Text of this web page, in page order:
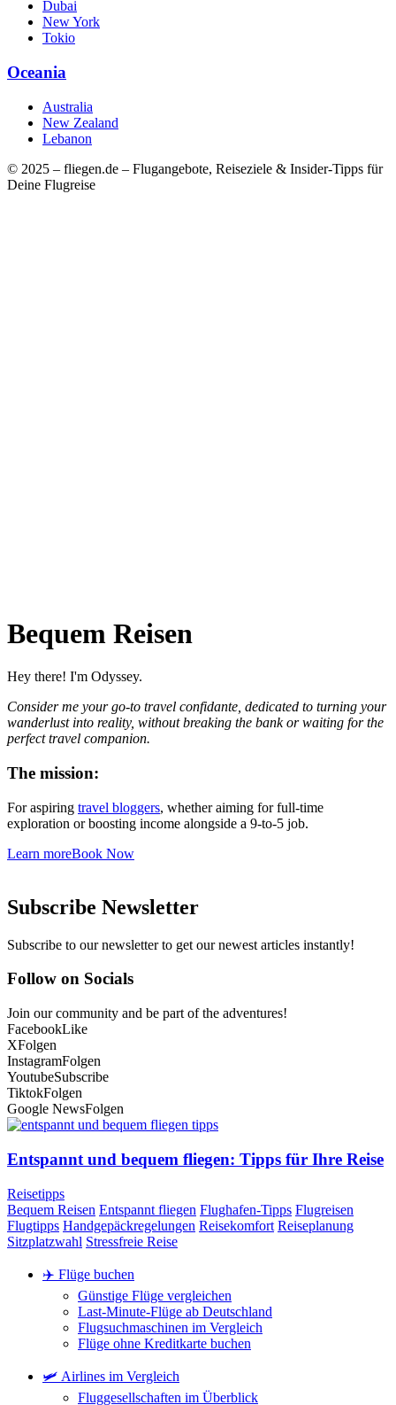
Dubai
New York
Tokio
Oceania
Australia
New Zealand
Lebanon
© 2025 – fliegen.de – Flugangebote, Reiseziele & Insider-Tipps für
Deine Flugreise
Bequem Reisen
Hey there! I'm Odyssey.
Consider me your go-to travel confidante, dedicated to turning your
wanderlust into reality, without breaking the bank or waiting for the
perfect travel companion.
The mission:
For aspiring travel bloggers, whether aiming for full-time
exploration or boosting income alongside a 9-to-5 job.
Learn moreBook Now
Subscribe Newsletter
Subscribe to our newsletter to get our newest articles instantly!
Follow on Socials
Join our community and be part of the adventures!
FacebookLike
XFolgen
InstagramFolgen
YoutubeSubscribe
TiktokFolgen
Google NewsFolgen
Entspannt und bequem fliegen: Tipps für Ihre Reise
Reisetipps
Bequem Reisen Entspannt fliegen Flughafen-Tipps Flugreisen
Flugtipps Handgepäckregelungen Reisekomfort Reiseplanung
Sitzplatzwahl Stressfreie Reise
✈️ Flüge buchen
Günstige Flüge vergleichen
Last-Minute-Flüge ab Deutschland
Flugsuchmaschinen im Vergleich
Flüge ohne Kreditkarte buchen
🛩️ Airlines im Vergleich
Fluggesellschaften im Überblick